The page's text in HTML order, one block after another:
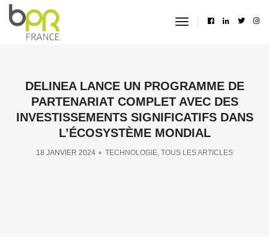
toggle
DELINEA LANCE UN PROGRAMME DE
PARTENARIAT COMPLET AVEC DES
INVESTISSEMENTS SIGNIFICATIFS DANS
L’ÉCOSYSTÈME MONDIAL
18 JANVIER 2024 TECHNOLOGIE, TOUS LES ARTICLES